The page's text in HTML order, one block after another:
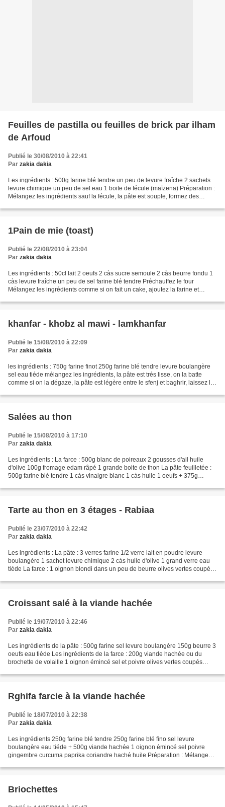
Feuilles de pastilla ou feuilles de brick par ilham
de Arfoud
Publié le 30/08/2010 à 22:41
Par zakia dakia
Les ingrédients : 500g farine blé tendre un peu de levure fraîche 2 sachets
levure chimique un peu de sel eau 1 boite de fécule (maïzena) Préparation :
Mélangez les ingrédients sauf la fécule, la pâte est souple, formez des
1Pain de mie (toast)
Publié le 22/08/2010 à 23:04
Par zakia dakia
Les ingrédients : 50cl lait 2 oeufs 2 càs sucre semoule 2 càs beurre fondu 1
càs levure fraîche un peu de sel farine blé tendre Préchauffez le four
Mélangez les ingrédients comme si on fait un cake, ajoutez la farine et
khanfar - khobz al mawi - lamkhanfar
Publié le 15/08/2010 à 22:09
Par zakia dakia
les ingrédients : 750g farine finot 250g farine blé tendre levure boulangère
sel eau tiéde mélangez les ingrédients, la pâte est trés lisse, on la batte
comme si on la dégaze, la pâte est légère entre le sfenj et baghrir, laissez la
Salées au thon
Publié le 15/08/2010 à 17:10
Par zakia dakia
Les ingrédients : La farce : 500g blanc de poireaux 2 gousses d'ail huile
d'olive 100g fromage edam râpé 1 grande boite de thon La pâte feuilletée :
500g farine blé tendre 1 càs vinaigre blanc 1 càs huile 1 oeufs + 375g
Tarte au thon en 3 étages - Rabiaa
Publié le 23/07/2010 à 22:42
Par zakia dakia
Les ingrédients : La pâte : 3 verres farine 1/2 verre lait en poudre levure
boulangère 1 sachet levure chimique 2 càs huile d'olive 1 grand verre eau
tiède La farce : 1 oignon blondi dans un peu de beurre olives vertes coupés
Croissant salé à la viande hachée
Publié le 19/07/2010 à 22:46
Par zakia dakia
Les ingrédients de la pâte : 500g farine sel levure boulangère 150g beurre 3
oeufs eau tiède Les ingrédients de la farce : 200g viande hachée ou du
brochette de volaille 1 oignon émincé sel et poivre olives vertes coupés
Rghifa farcie à la viande hachée
Publié le 18/07/2010 à 22:38
Par zakia dakia
Les ingrédients 250g farine blé tendre 250g farine blé fino sel levure
boulangère eau tiéde + 500g viande hachée 1 oignon émincé sel poivre
gingembre curcuma paprika coriandre haché huile Préparation : Mélangez
Briochettes